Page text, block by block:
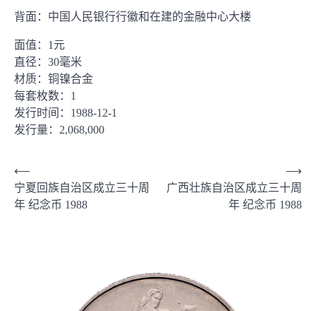
背面：中国人民银行行徽和在建的金融中心大楼
面值：1元
直径：30毫米
材质：铜镍合金
每套枚数：1
发行时间：1988-12-1
发行量：2,068,000
文
章
⟵
宁夏回族自治区成立三十周
年 纪念币 1988
广西壮族自治区成立三十周
年 纪念币 1988
⟶